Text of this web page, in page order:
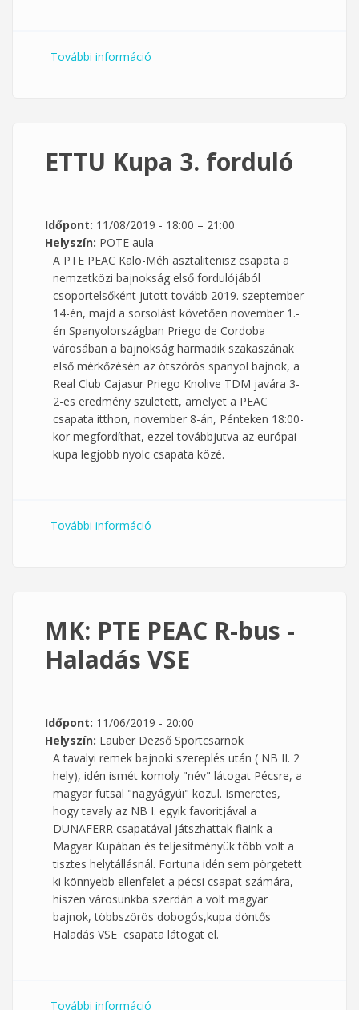
További információ
ETTU Kupa 3. forduló
Időpont: 11/08/2019 - 18:00 – 21:00
Helyszín: POTE aula
A PTE PEAC Kalo-Méh asztalitenisz csapata a
nemzetközi bajnokság első fordulójából
csoportelsőként jutott tovább 2019. szeptember
14-én, majd a sorsolást követően november 1.-
én Spanyolországban Priego de Cordoba
városában a bajnokság harmadik szakaszának
első mérkőzésén az ötszörös spanyol bajnok, a
Real Club Cajasur Priego Knolive TDM javára 3-
2-es eredmény született, amelyet a PEAC
csapata itthon, november 8-án, Pénteken 18:00-
kor megfordíthat, ezzel továbbjutva az európai
kupa legjobb nyolc csapata közé.
További információ
MK: PTE PEAC R-bus -
Haladás VSE
Időpont: 11/06/2019 - 20:00
Helyszín: Lauber Dezső Sportcsarnok
A tavalyi remek bajnoki szereplés után ( NB II. 2
hely), idén ismét komoly "név" látogat Pécsre, a
magyar futsal "nagyágyúi" közül. Ismeretes,
hogy tavaly az NB I. egyik favoritjával a
DUNAFERR csapatával játszhattak fiaink a
Magyar Kupában és teljesítményük több volt a
tisztes helytállásnál. Fortuna idén sem pörgetett
ki könnyebb ellenfelet a pécsi csapat számára,
hiszen városunkba szerdán a volt magyar
bajnok, többszörös dobogós,kupa döntős
Haladás VSE csapata látogat el.
További információ